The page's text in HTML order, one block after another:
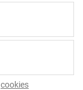
cookies